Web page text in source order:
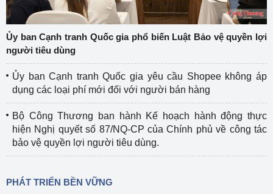
Ủy ban Cạnh tranh Quốc gia phổ biến Luật Bảo vệ quyền lợi
người tiêu dùng
Ủy ban Cạnh tranh Quốc gia yêu cầu Shopee không áp
dụng các loại phí mới đối với người bán hàng
Bộ Công Thương ban hành Kế hoạch hành động thực
hiện Nghị quyết số 87/NQ-CP của Chính phủ về công tác
bảo vệ quyền lợi người tiêu dùng.
PHÁT TRIỂN BỀN VỮNG